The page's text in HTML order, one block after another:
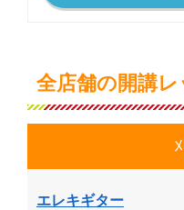
全店舗の開講
エレキギター